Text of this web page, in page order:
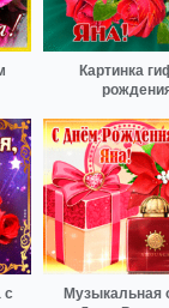
Картинка
с
Музыкальная